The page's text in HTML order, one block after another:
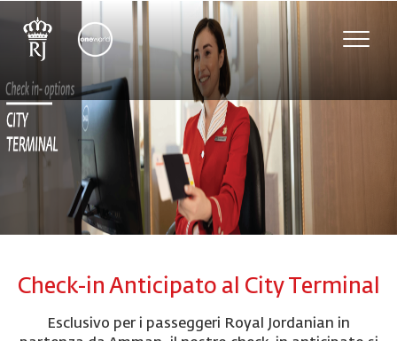
Toggle
Check-in Anticipato al City Terminal
Esclusivo per i passeggeri Royal Jordanian in